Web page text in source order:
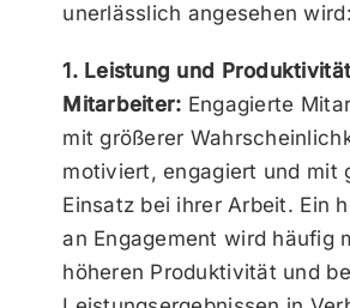
unerlässlich angesehen wird:
1. Leistung und
Mitarbeiter: Engagierte
mit größerer
motiviert, engagiert und mit
Einsatz bei ihrer Arbeit. Ein
an Engagement wird häufig
höheren Produktivität und